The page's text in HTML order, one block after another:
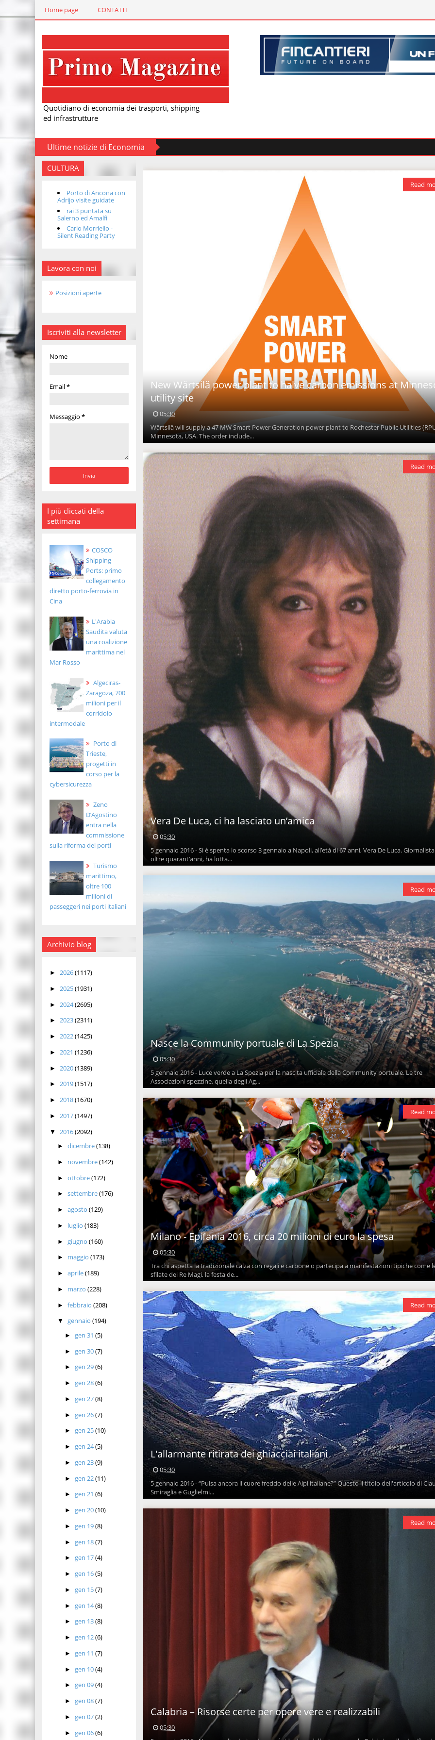
Home page CONTATTI
Quotidiano di economia dei trasporti, shipping
ed infrastrutture
Ultime notizie di Economia
CULTURA
Porto di Ancona con
Adrijo visite guidate
rai 3 puntata su
Salerno ed Amalfi
Carlo Morriello -
Silent Reading Party
Lavora con noi
Posizioni aperte
Iscriviti alla newsletter
Nome
Email*
Messaggio *
I più cliccati della
settimana
COSCO
Shipping
Ports: primo
collegamento
diretto porto-ferrovia in
Cina
L'Arabia
Saudita valuta
una coalizione
marittima nel
Mar Rosso
Algeciras-
Zaragoza, 700
milioni per il
corridoio
intermodale
Porto di
Trieste,
progetti in
corso per la
cybersicurezza
Zeno
D’Agostino
entra nella
commissione
sulla riforma dei porti
Turismo
marittimo,
oltre 100
milioni di
passeggeri nei porti italiani
Archivio blog
► 2026(1117)
► 2025(1931)
► 2024(2695)
► 2023(2311)
► 2022(1425)
► 2021 (1236)
► 2020(1389)
► 2019(1517)
► 2018(1670)
► 2017(1497)
▼ 2016(2092)
► dicembre(138)
► novembre(142)
► ottobre(172)
► settembre(176)
► agosto (129)
► luglio (183)
► giugno (160)
► maggio (173)
► aprile(189)
► marzo (228)
► febbraio (208)
▼ gennaio (194)
► gen 31(5)
► gen 30(7)
► gen 29(6)
► gen 28(6)
► gen 27(8)
► gen 26(7)
► gen 25(10)
► gen 24(5)
► gen 23(9)
► gen 22(11)
► gen 21(6)
► gen 20(10)
► gen 19(8)
► gen 18(7)
► gen 17(4)
► gen 16(5)
► gen 15(7)
► gen 14(8)
► gen 13(8)
► gen 12(6)
► gen 11(7)
► gen 10(4)
► gen 09(4)
► gen 08(7)
► gen 07(2)
► gen 06(6)
New Wärtsilä power plant to halve carbon emissions at
utility site
05:30
Wärtsilä will supply a 47 MW Smart Power Generation power plant to Rochester Public Utilities
Minnesota, USA. The order include...
Read
Vera De Luca, ci ha lasciato un’amica
05:30
5 gennaio 2016 - Si è spenta lo scorso 3 gennaio a Napoli, all’età di 67 anni, Vera De Luca.
oltre quarant’anni, ha lotta...
Read
Nasce la Community portuale di La Spezia
05:30
5 gennaio 2016 - Luce verde a La Spezia per la nascita ufficiale della Community portuale. Le tre
Associazioni spezzine, quella degli Ag...
Read
Milano - Epifania 2016, circa 20 milioni di euro la spesa
05:30
Tra chi aspetta la tradizionale calza con regali e carbone o partecipa a manifestazioni tipiche come
sfilate dei Re Magi, la festa de...
Read
L'allarmante ritirata dei ghiacciai italiani
05:30
5 gennaio 2016 - “Pulsa ancora il cuore freddo delle Alpi italiane?” Questo il titolo dell'articolo di
Smiraglia e Guglielmi...
Read
Calabria – Risorse certe per opere vere e realizzabili
05:30
Read